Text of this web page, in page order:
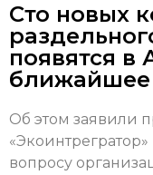
Сто новых
появятся в
ближайшее
Об этом заявили
«Экоинтрегратор»
вопросу